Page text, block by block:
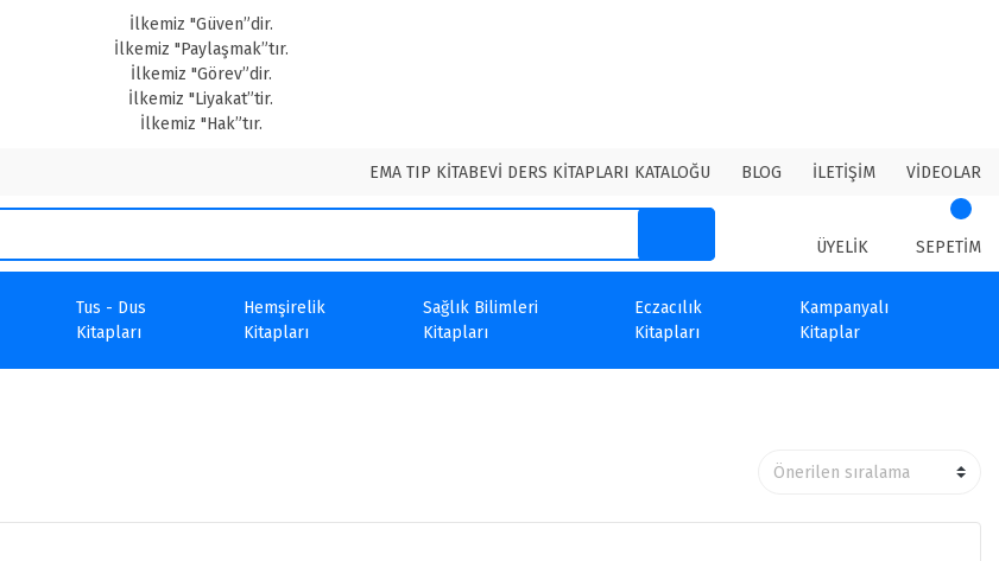
İlkemiz "Güven”dir.
İlkemiz "Paylaşmak”tır.
İlkemiz "Görev”dir.
İlkemiz "Liyakat”tir.
İlkemiz "Hak”tır.
EMA TIP KİTABEVİ DERS KİTAPLARI KATALOĞU BLOG İLETİŞİM VİDEOLAR
ÜYELİK SEPETİM
Tus - Dus
Kitapları
Hemşirelik
Kitapları
Sağlık Bilimleri
Kitapları
Eczacılık
Kitapları
Kampanyalı
Kitaplar